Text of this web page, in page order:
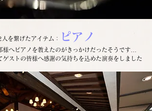
人を繋げたアイテム： ピアノ
様へピアノを教えたのがきっかけだったそうです…
ゲストの皆様へ感謝の気持ちを込めた演奏をしました